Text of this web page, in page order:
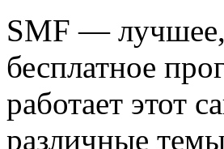
SMF —
бесплатное
работает этот
различные